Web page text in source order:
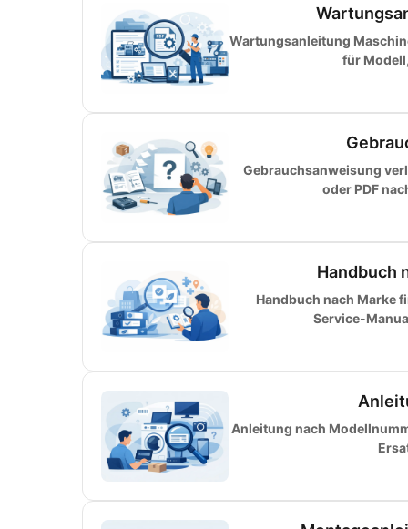
Wartungsanleitung
für
Gebrauchsanweisung
oder PDF
Handbuch
Handbuch nach Marke
Service-
Anleitung nach